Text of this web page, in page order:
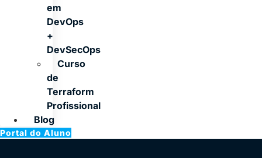
em
DevOps
+
DevSecOps
Curso
de
Terraform
Profissional
Blog
Portal do Aluno